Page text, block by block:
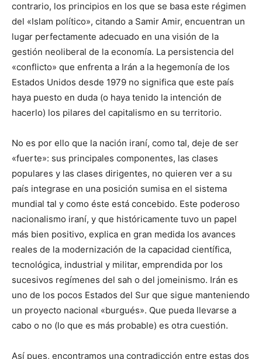
contrario, los principios en los que se basa este régimen
del «Islam político», citando a Samir Amir, encuentran un
lugar perfectamente adecuado en una visión de la
gestión neoliberal de la economía. La persistencia del
«conflicto» que enfrenta a Irán a la hegemonía de los
Estados Unidos desde 1979 no significa que este país
haya puesto en duda (o haya tenido la intención de
hacerlo) los pilares del capitalismo en su territorio.
No es por ello que la nación iraní, como tal, deje de ser
«fuerte»: sus principales componentes, las clases
populares y las clases dirigentes, no quieren ver a su
país integrase en una posición sumisa en el sistema
mundial tal y como éste está concebido. Este poderoso
nacionalismo iraní, y que históricamente tuvo un papel
más bien positivo, explica en gran medida los avances
reales de la modernización de la capacidad científica,
tecnológica, industrial y militar, emprendida por los
sucesivos regímenes del sah o del jomeinismo. Irán es
uno de los pocos Estados del Sur que sigue manteniendo
un proyecto nacional «burgués». Que pueda llevarse a
cabo o no (lo que es más probable) es otra cuestión.
Así pues, encontramos una contradicción entre estas dos